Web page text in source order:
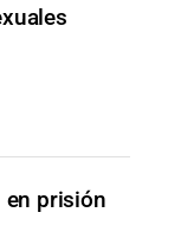
en prisión